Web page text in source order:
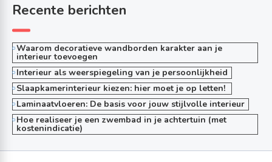
Recente berichten
Waarom decoratieve wandborden karakter aan je
interieur toevoegen
Interieur als weerspiegeling van je persoonlijkheid
Slaapkamerinterieur kiezen: hier moet je op letten!
Laminaatvloeren: De basis voor jouw stijlvolle interieur
Hoe realiseer je een zwembad in je achtertuin (met
kostenindicatie)